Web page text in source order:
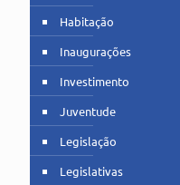
Habitação
Inaugurações
Investimento
Juventude
Legislação
Legislativas